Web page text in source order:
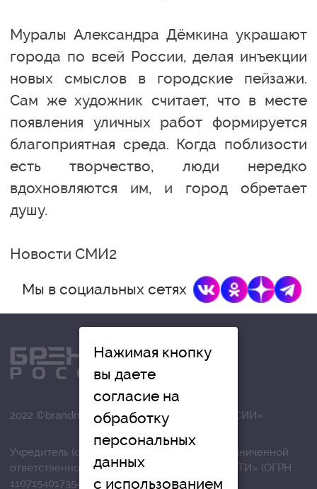
Муралы Александра Дёмкина украшают
города по всей России, делая инъекции
новых смыслов в городские пейзажи.
Сам же художник считает, что в месте
появления уличных работ формируется
благоприятная среда. Когда поблизости
есть творчество, люди нередко
вдохновляются им, и город обретает
душу.
Новости СМИ2
Мы в социальных сетях
2022 ©brandrussia.online | СИ «БРЕНДЫ РОССИИ»
Учредитель (соучредители): Общество с ограниченной
ответственностью «РЕГИОНАЛЬНЫЕ НОВОСТИ» (ОГРН
1107154017354)
Нажимая кнопку
вы даете
согласие на
обработку
персональных
данных
с использованием